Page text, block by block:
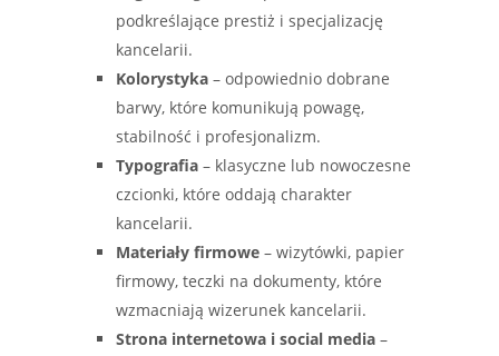
podkreślające prestiż i specjalizację
kancelarii.
Kolorystyka – odpowiednio dobrane
barwy, które komunikują powagę,
stabilność i profesjonalizm.
Typografia – klasyczne lub nowoczesne
czcionki, które oddają charakter
kancelarii.
Materiały firmowe – wizytówki, papier
firmowy, teczki na dokumenty, które
wzmacniają wizerunek kancelarii.
Strona internetowa i social media –